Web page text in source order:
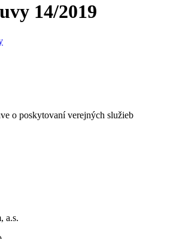
14/2019
o poskytovaní verejných služieb
a.s.